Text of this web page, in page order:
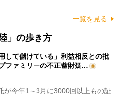
一覧を見る
」の歩き方
して儲けている」利益相反との批
ファミリーの不正蓄財疑…
今年1～3月に3000回以上もの証